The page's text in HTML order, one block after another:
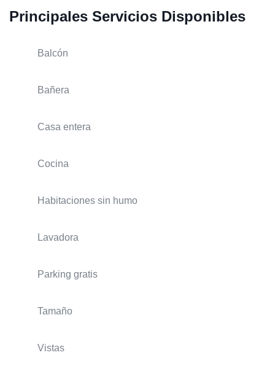
Principales Servicios Disponibles
Balcón
Bañera
Casa entera
Cocina
Habitaciones sin humo
Lavadora
Parking gratis
Tamaño
Vistas